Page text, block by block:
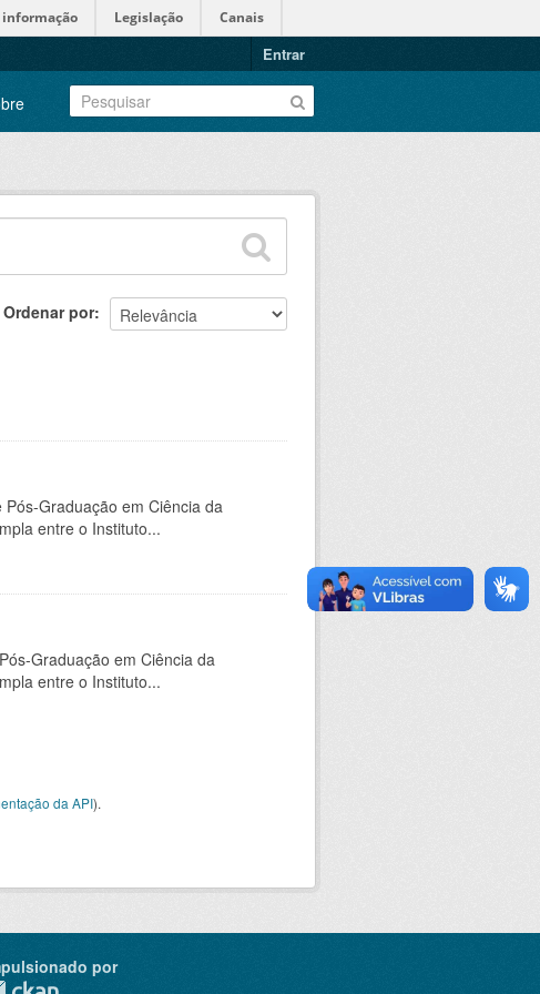
informação Legislação Canais
Entrar
Ordenar por
Graduação em Ciência da
entre o Instituto...
Graduação em Ciência da
entre o Instituto...
da API).
por